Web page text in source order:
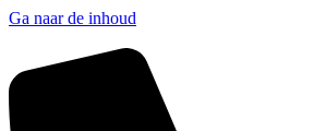
Ga naar de inhoud